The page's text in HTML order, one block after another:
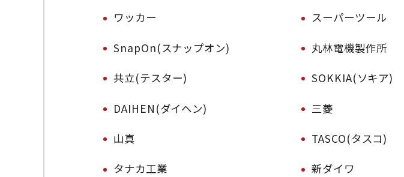
ワッカー スーパーツール
SnapOn(スナップオン) 丸林電機製作所
共立(テスター) SOKKIA(ソキア)
DAIHEN(ダイヘン) 三菱
山真 TASCO(タスコ)
タナカ工業 新ダイワ